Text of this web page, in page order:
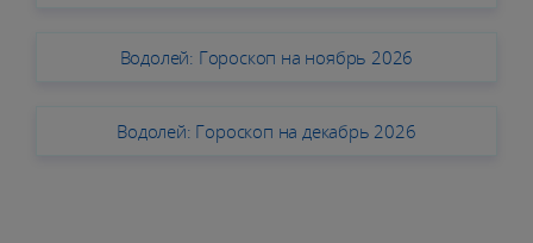
Водолей: Гороскоп на ноябрь 2026
Водолей: Гороскоп на декабрь 2026